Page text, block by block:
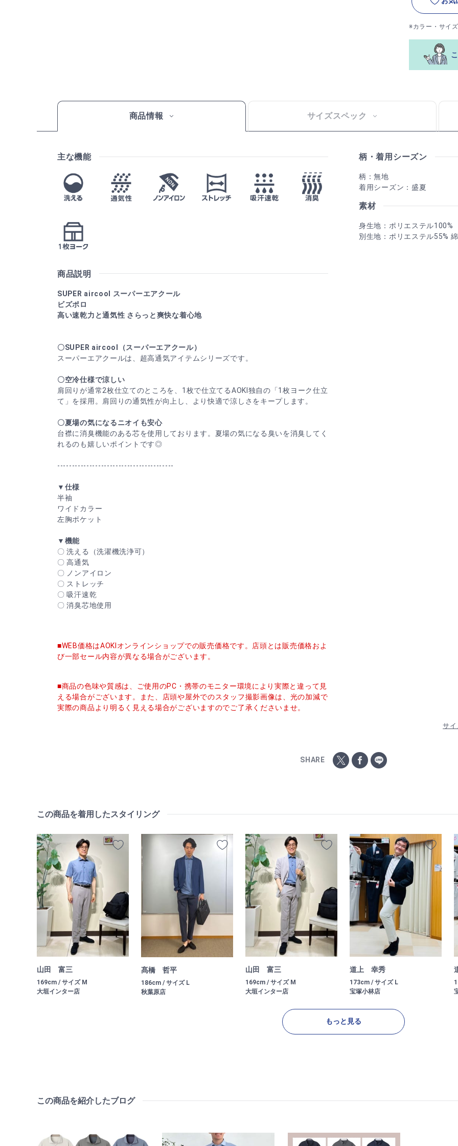
※カラー・サイ
商品情報 サイズスペック
主な機能
商品説明
SUPER aircool スーパーエアクール
ビズポロ
高い速乾力と通気性 さらっと爽快な着心地
〇SUPER aircool（スーパーエアクール）
スーパーエアクールは、超高通気アイテムシリーズです。
〇空冷仕様で涼しい
肩回りが通常2枚仕立てのところを、1枚で仕立てるAOKI独自の「1枚ヨーク仕立
て」を採用。肩回りの通気性が向上し、より快適で涼しさをキープします。
〇夏場の気になるニオイも安心
台襟に消臭機能のある芯を使用しております。夏場の気になる臭いを消臭してく
れるのも嬉しいポイントです◎
----------------------------------------
▼仕様
半袖
ワイドカラー
左胸ポケット
▼機能
〇 洗える（洗濯機洗浄可）
〇 高通気
〇 ノンアイロン
〇 ストレッチ
〇 吸汗速乾
〇 消臭芯地使用
■WEB価格はAOKIオンラインショップでの販売価格です。店頭とは販売価格およ
び一部セール内容が異なる場合がございます。
■商品の色味や質感は、ご使用のPC・携帯のモニター環境により実際と違って見
える場合がございます。また、店頭や屋外でのスタッフ撮影画像は、光の加減で
実際の商品より明るく見える場合がございますのでご了承くださいませ。
柄・着用シーズン
柄：無地
着用シーズン：盛夏
素材
身生地：ポリエステル100%
別生地：ポリエステル55%
サ
SHARE
この商品を着用したスタイリング
山田 富三
169cm / サイズ M
大垣インター店
髙橋 哲平
186cm / サイズ L
秋葉原店
山田 富三
169cm / サイズ M
大垣インター店
道上 幸秀
173cm / サイズ L
宝塚小林店
もっと見る
この商品を紹介したブログ